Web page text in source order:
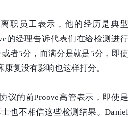
职员工表示，他的经历是典型
的经理告诉代表们在给检测进行
者5分，而满分是就是5分，即使
复没有影响也这样打分。
议的前Proove高管表示，即使是
士也不相信这些检测结果。Daniel